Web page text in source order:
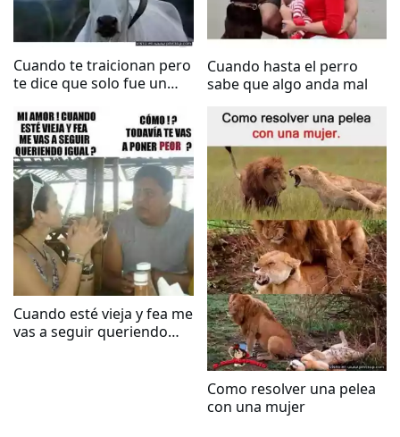
Cuando te traicionan pero
te dice que solo fue un
Cuando hasta el perro
sabe que algo anda mal
Cuando esté vieja y fea me
vas a seguir queriendo
Como resolver una pelea
con una mujer